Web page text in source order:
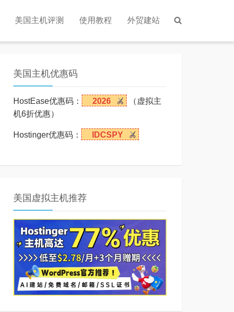
美国主机评测 使用教程 外贸建站
美国主机优惠码
HostEase优惠码： 2026
（虚拟主
机6折优惠）
Hostinger优惠码： IDCSPY
美国虚拟主机推荐